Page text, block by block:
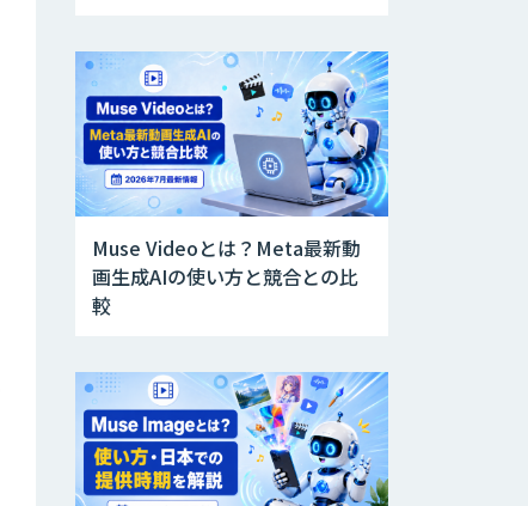
Muse Videoとは？Meta最新動
画生成AIの使い方と競合との比
較